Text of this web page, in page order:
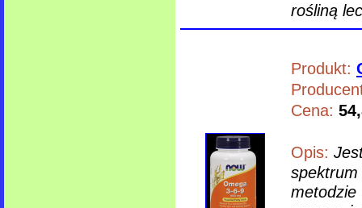
rośliną
Produkt:
Cena:
Opis:
spektrum
metodzie